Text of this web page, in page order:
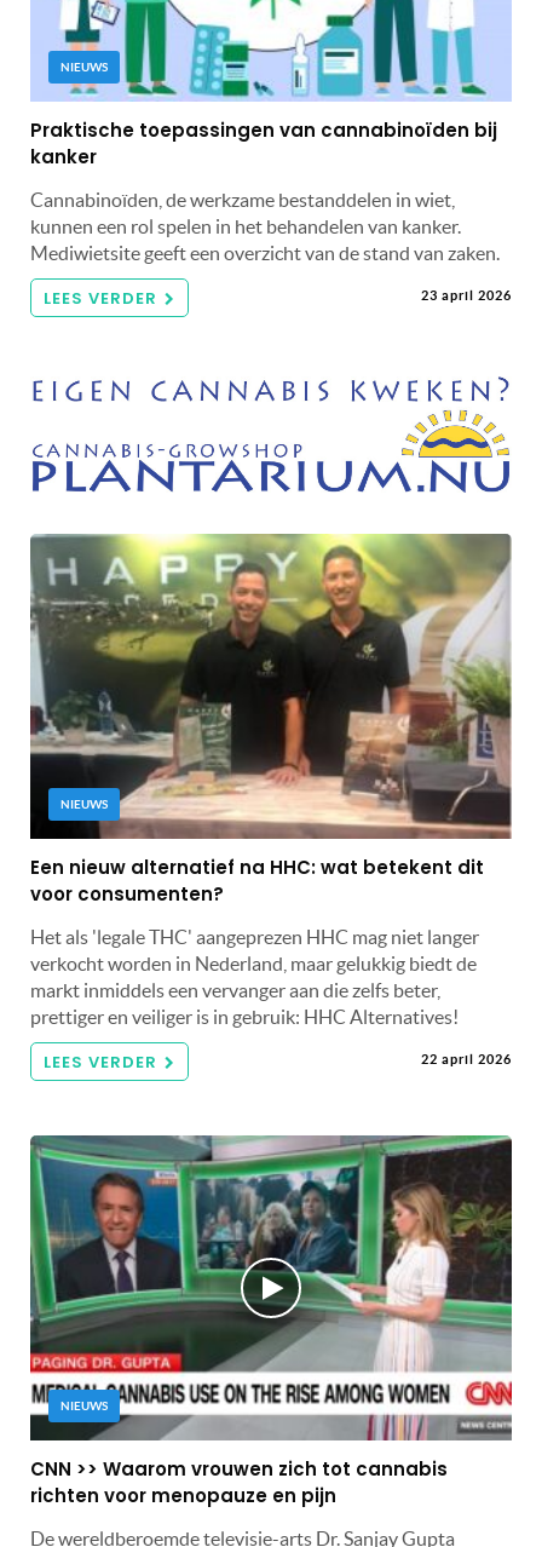
NIEUWS
Praktische toepassingen van cannabinoïden bij
kanker
Cannabinoïden, de werkzame bestanddelen in wiet,
kunnen een rol spelen in het behandelen van kanker.
Mediwietsite geeft een overzicht van de stand van zaken.
LEES VERDER 23 april 2026
NIEUWS
Een nieuw alternatief na HHC: wat betekent dit
voor consumenten?
Het als 'legale THC' aangeprezen HHC mag niet langer
verkocht worden in Nederland, maar gelukkig biedt de
markt inmiddels een vervanger aan die zelfs beter,
prettiger en veiliger is in gebruik: HHC Alternatives!
LEES VERDER 22 april 2026
NIEUWS
CNN >> Waarom vrouwen zich tot cannabis
richten voor menopauze en pijn
De wereldberoemde televisie-arts Dr. Sanjay Gupta